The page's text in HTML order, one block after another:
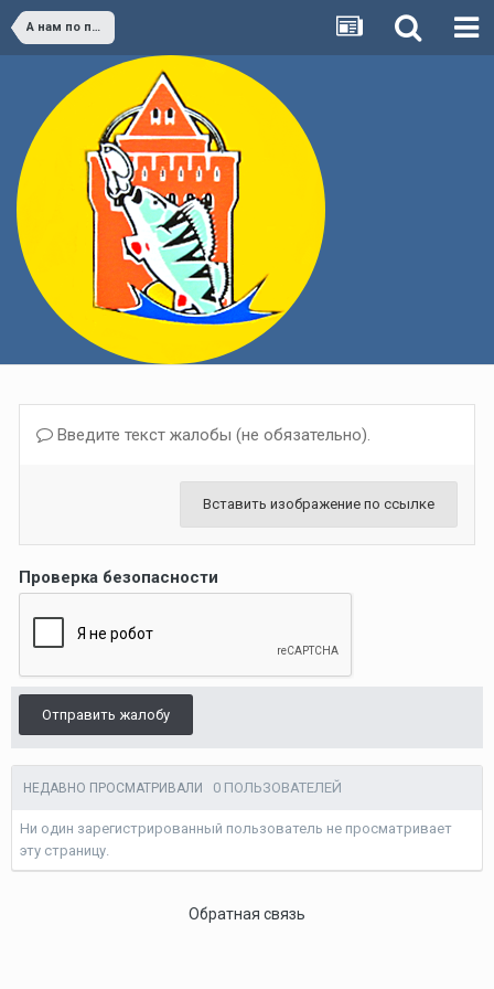
А нам по пути!
Введите текст жалобы (не обязательно).
Вставить изображение по ссылке
Проверка безопасности
Отправить жалобу
НЕДАВНО ПРОСМАТРИВАЛИ 0 ПОЛЬЗОВАТЕЛЕЙ
Ни один зарегистрированный пользователь не просматривает
эту страницу.
Обратная связь